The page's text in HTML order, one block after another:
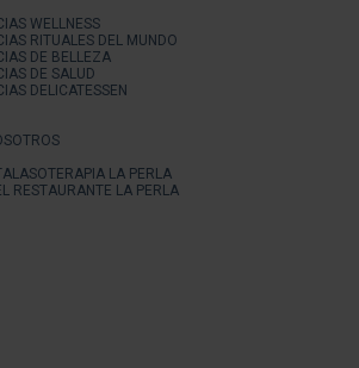
WELLNESS
RITUALES DEL MUNDO
DE BELLEZA
DE SALUD
DELICATESSEN
LA PERLA
RESTAURANTE LA PERLA